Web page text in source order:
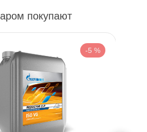
покупают
-5 %